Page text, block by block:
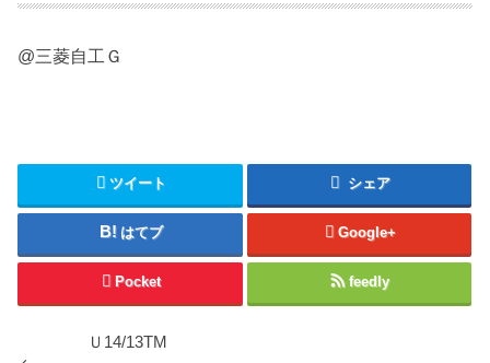
@三菱自工Ｇ
ツイート シェア
はてブ Google+
Pocket feedly
Ｕ14/13TM